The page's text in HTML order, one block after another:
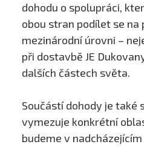
dohodu o spolupráci,
obou stran podílet se na
mezinárodní úrovni –
při dostavbě JE
dalších částech světa.
Součástí dohody je také
vymezuje konkrétní
budeme v